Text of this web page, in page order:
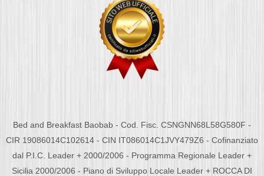
Bed and Breakfast Baobab - Cod. Fisc. CSNGNN68L58G580F -
CIR 19086014C102614 - CIN IT086014C1JVY479Z6 - Cofinanziato
dal P.I.C. Leader + 2000/2006 - Programma Regionale Leader +
Sicilia 2000/2006 - Piano di Sviluppo Locale Leader + ROCCA DI